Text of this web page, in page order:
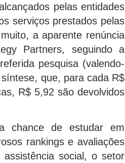
pelas entidades
serviços prestados pelas
a aparente renúncia
Partners, seguindo a
pesquisa (valendo-
que, para cada R$
R$ 5,92 são devolvidos
chance de estudar em
rankings e avaliações
social, o setor